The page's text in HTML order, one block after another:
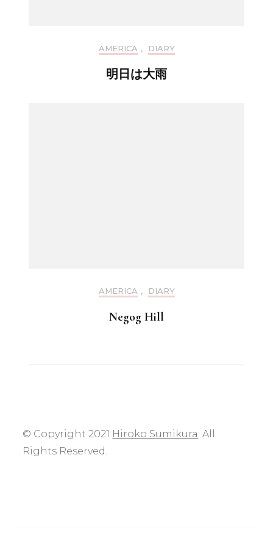
AMERICA , DIARY
明日は大雨
AMERICA , DIARY
Negog Hill
© Copyright 2021 Hiroko Sumikura. All
Rights Reserved.